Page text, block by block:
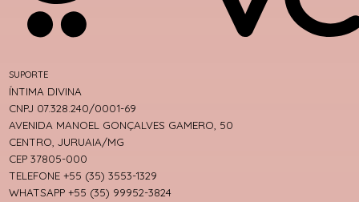
SUPORTE
ÍNTIMA DIVINA
CNPJ 07.328.240/0001-69
AVENIDA MANOEL GONÇALVES GAMERO, 50
CENTRO, JURUAIA/MG
CEP 37805-000
TELEFONE +55 (35) 3553-1329
WHATSAPP +55 (35) 99952-3824